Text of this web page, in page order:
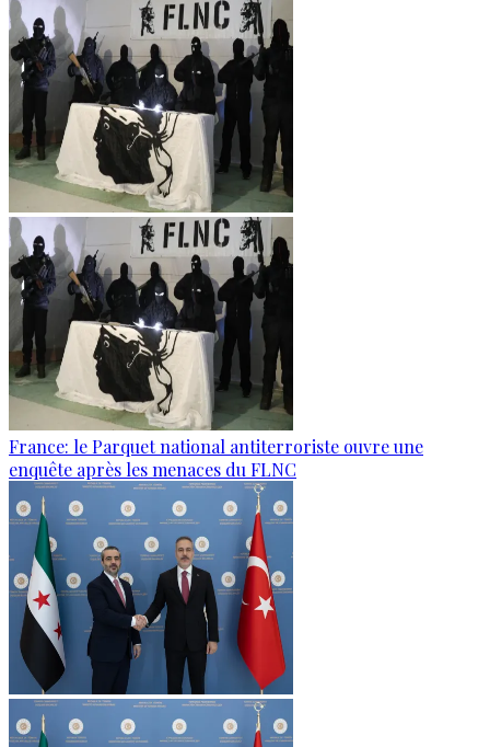
France: le Parquet national antiterroriste ouvre une
enquête après les menaces du FLNC